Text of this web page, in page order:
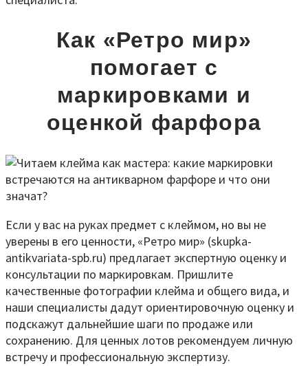
Как «Ретро мир»
помогает с
маркировками и
оценкой фарфора
Если у вас на руках предмет с клеймом, но вы не
уверены в его ценности, «Ретро мир» (skupka-
antikvariata-spb.ru) предлагает экспертную оценку и
консультации по маркировкам. Пришлите
качественные фотографии клейма и общего вида, и
наши специалисты дадут ориентировочную оценку и
подскажут дальнейшие шаги по продаже или
сохранению. Для ценных лотов рекомендуем личную
встречу и профессиональную экспертизу.